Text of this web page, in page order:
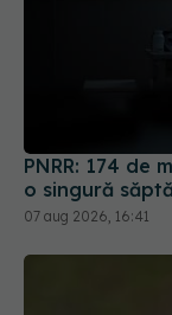
PNRR: 174
o singură
07 aug 2026, 16:41